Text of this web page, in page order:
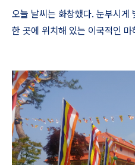
오늘 날씨는 화창했다. 눈부시게
한 곳에 위치해 있는 이국적인